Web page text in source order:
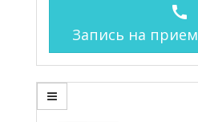
call
Запись на прием